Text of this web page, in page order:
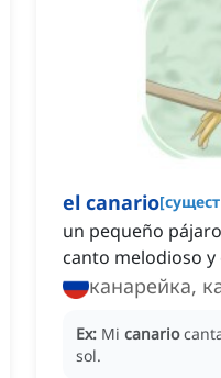
el canario[
un pequeño
canto melodioso
канарейка,
Ex: Mi canario
sol.